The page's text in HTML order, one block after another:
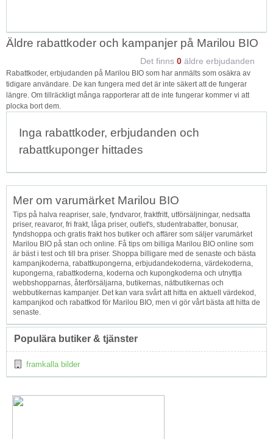
Äldre rabattkoder och kampanjer på Marilou BIO
Det finns 0 äldre erbjudanden
Rabattkoder, erbjudanden på Marilou BIO som har anmälts som osäkra av
tidigare användare. De kan fungera med det är inte säkert att de fungerar
längre. Om tillräckligt många rapporterar att de inte fungerar kommer vi att
plocka bort dem.
Inga rabattkoder, erbjudanden och
rabattkuponger hittades
Mer om varumärket Marilou BIO
Tips på halva reapriser, sale, fyndvaror, fraktfritt, utförsäljningar, nedsatta
priser, reavaror, fri frakt, låga priser, outlet's, studentrabatter, bonusar,
fyndshoppa och gratis frakt hos butiker och affärer som säljer varumärket
Marilou BIO på stan och online. Få tips om billiga Marilou BIO online som
är bäst i test och till bra priser. Shoppa billigare med de senaste och bästa
kampanjkoderna, rabattkupongerna, erbjudandekoderna, värdekoderna,
kupongerna, rabattkoderna, koderna och kupongkoderna och utnyttja
webbshopparnas, återförsäljarna, butikernas, nätbutikernas och
webbutikernas kampanjer. Det kan vara svårt att hitta en aktuell värdekod,
kampanjkod och rabattkod för Marilou BIO, men vi gör vårt bästa att hitta de
senaste.
Populära butiker & tjänster
framkalla bilder